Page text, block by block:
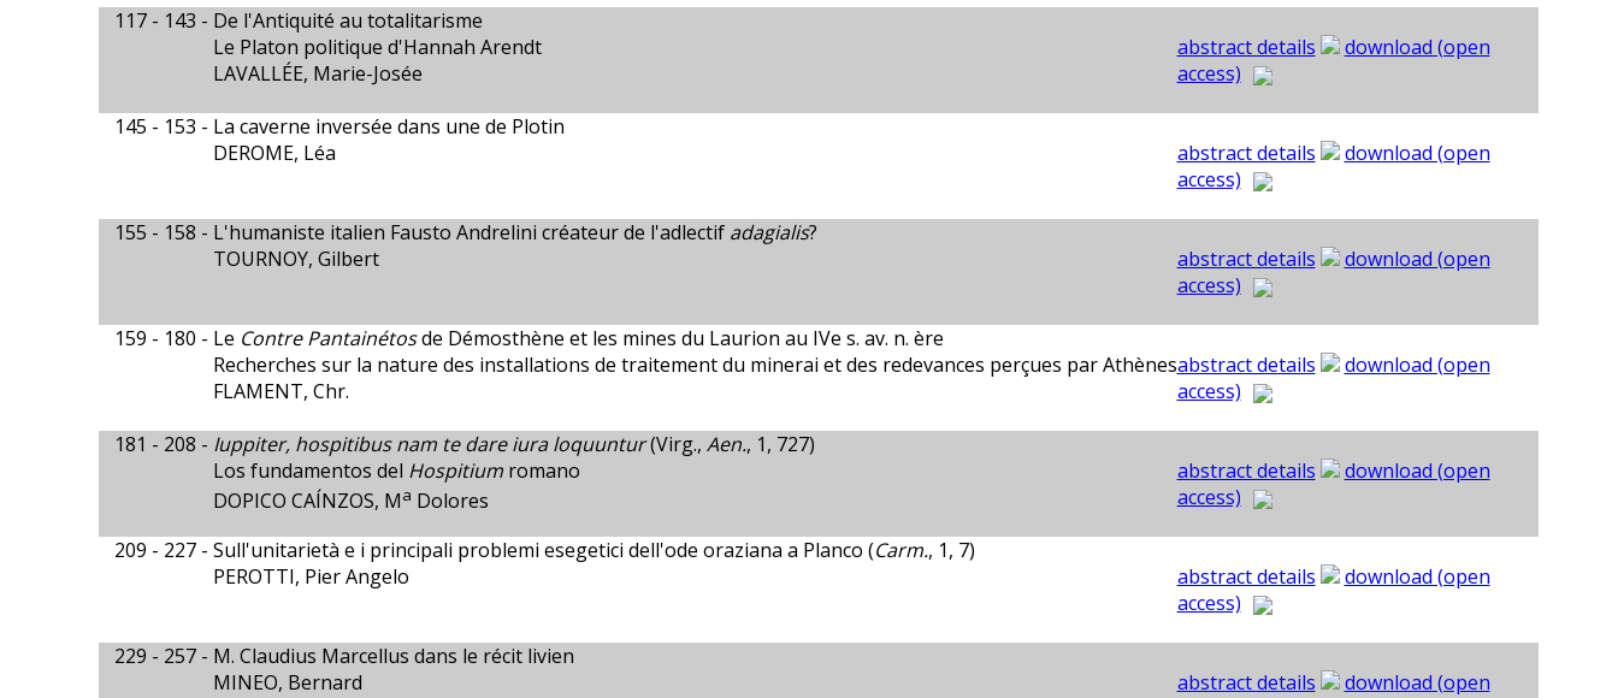
117 - 143 - De l'Antiquité au totalitarisme
Le Platon politique d'Hannah Arendt
LAVALLÉE, Marie-Josée
abstract details
download (open
access)
145 - 153 - La caverne inversée dans une de Plotin
DEROME, Léa
abstract details
download (open
access)
155 - 158 - L'humaniste italien Fausto Andrelini créateur de l'adlectif adagialis?
TOURNOY, Gilbert
abstract details
download (open
access)
159 - 180 - Le Contre Pantainétosde Démosthène et les mines du Laurion au IVe s. av. n. ère
Recherches sur la nature des installations de traitement du minerai et des redevances perçues par Athènes
FLAMENT, Chr.
abstract details
download (open
access)
181 - 208 - Iuppiter, hospitibus nam te dare iura loquuntur(Virg., Aen., 1, 727)
Los fundamentos del Hospitiumromano
DOPICO CAÍNZOS, Ma Dolores
abstract details
download (open
access)
209 - 227 - Sull'unitarietà e i principali problemi esegetici dell'ode oraziana a Planco (Carm., 1, 7)
PEROTTI, Pier Angelo
abstract details
download (open
access)
229 - 257 - M. Claudius Marcellus dans le récit livien
MINEO, Bernard
abstract details
download (open